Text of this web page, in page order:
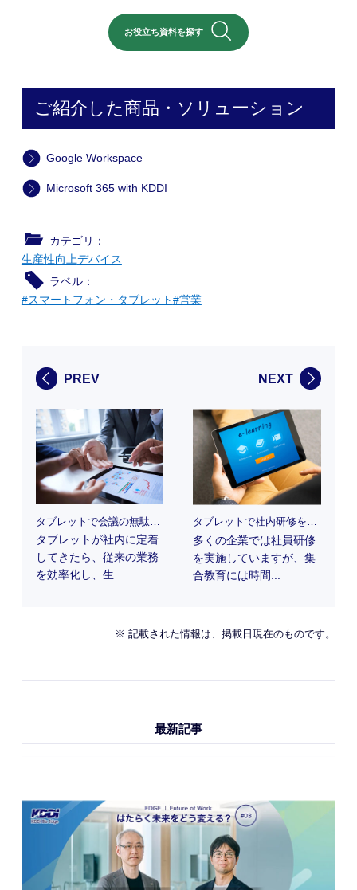
お役立ち資料を探す
ご紹介した商品・ソリューション
Google Workspace
Microsoft 365 with KDDI
カテゴリ：
生産性向上デバイス
ラベル：
#スマートフォン・タブレット#営業
PREV
タブレットが社内に定着
してきたら、従来の業務
を効率化し、生...
NEXT
タブレットで社内研修をレベルUP！
多くの企業では社員研修
を実施していますが、集
合教育には時間...
※ 記載された情報は、掲載日現在のものです。
最新記事